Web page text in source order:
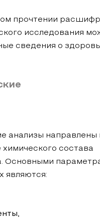
прочтении
исследования
сведения о
анализы направлены
состава
Основными
являются: